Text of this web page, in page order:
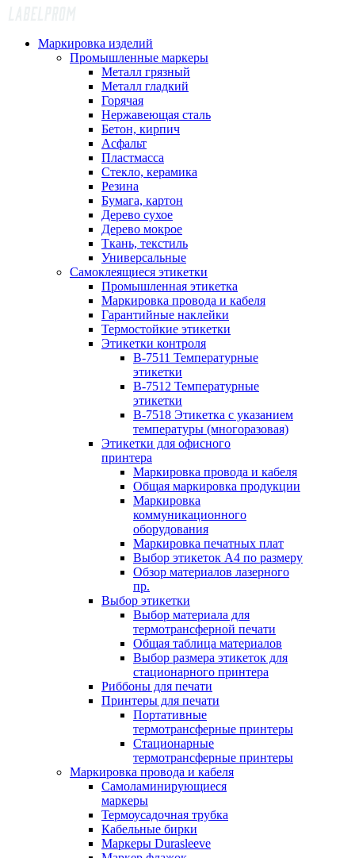
Маркировка изделий
Промышленные маркеры
Металл грязный
Металл гладкий
Горячая
Нержавеющая сталь
Бетон, кирпич
Асфальт
Пластмасса
Стекло, керамика
Резина
Бумага, картон
Дерево сухое
Дерево мокрое
Ткань, текстиль
Универсальные
Самоклеящиеся этикетки
Промышленная этикетка
Маркировка провода и кабеля
Гарантийные наклейки
Термостойкие этикетки
Этикетки контроля
B-7511 Температурные
этикетки
B-7512 Температурные
этикетки
B-7518 Этикетка с указанием
температуры (многоразовая)
Этикетки для офисного
принтера
Маркировка провода и кабеля
Общая маркировка продукции
Маркировка
коммуникационного
оборудования
Маркировка печатных плат
Выбор этикеток А4 по размеру
Обзор материалов лазерного
пр.
Выбор этикетки
Выбор материала для
термотрансферной печати
Общая таблица материалов
Выбор размера этикеток для
стационарного принтера
Риббоны для печати
Принтеры для печати
Портативные
термотрансферные принтеры
Стационарные
термотрансферные принтеры
Маркировка провода и кабеля
Самоламинирующиеся
маркеры
Термоусадочная трубка
Кабельные бирки
Маркеры Durasleeve